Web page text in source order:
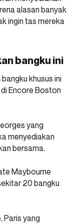
alasan banyak
ingin tas mereka
bangku ini
khusus ini
Encore Boston
yang
menyediakan
bersama.
Maybourne
20 bangku
Paris yang